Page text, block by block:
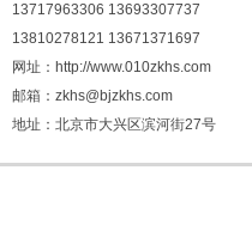
13717963306 13693307737
13810278121 13671371697
网址：http://www.010zkhs.com
邮箱：zkhs@bjzkhs.com
地址：北京市大兴区滨河街27号